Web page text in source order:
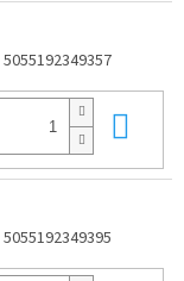
5055192349357
5055192349395